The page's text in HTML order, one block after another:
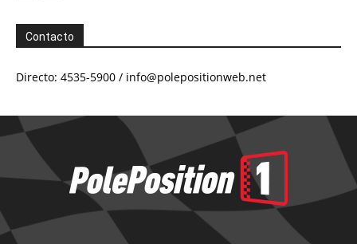
Contacto
Directo: 4535-5900 / info@polepositionweb.net